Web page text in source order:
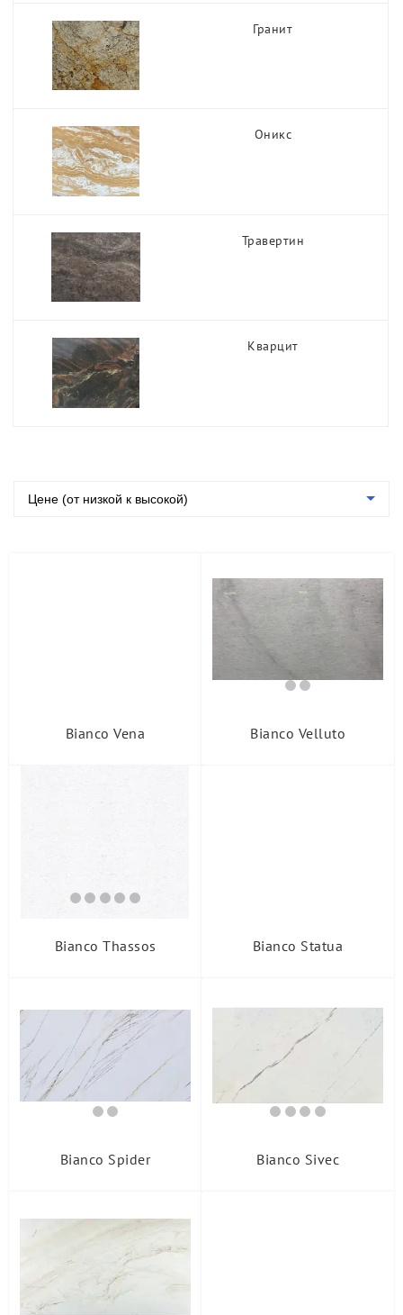
Агломрамор
Кварцевый агломерат
Изделия
Группа
Гранит
Оникс
Травертин
Кварцит
Цене (от низкой к высокой)
Bianco Vena Bianco Velluto
Bianco Thassos Bianco Statua
Bianco Spider Bianco Sivec